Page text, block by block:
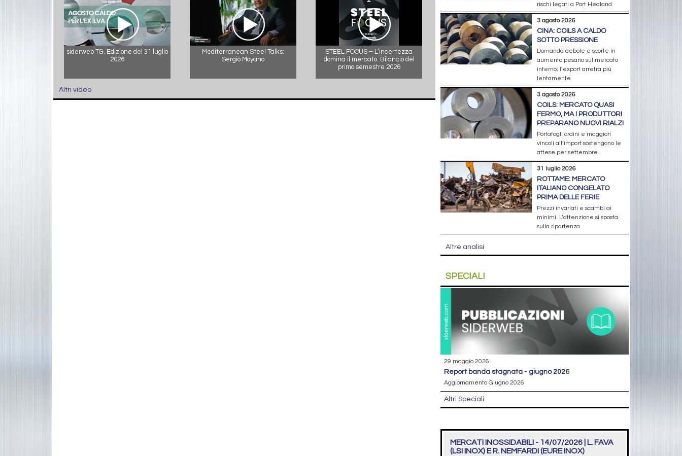
siderweb TG. Edizione del 31 luglio
2026
Mediterranean Steel Talks:
Sergio Moyano
STEEL FOCUS – L’incertezza
domina il mercato. Bilancio del
primo semestre 2026
Altri video
rischi legati a Port Hedland
3 agosto 2026
CINA: COILS A CALDO
SOTTO PRESSIONE
Domanda debole e scorte in
aumento pesano sul mercato
interno; l’export arretra più
lentamente
3 agosto 2026
COILS: MERCATO QUASI
FERMO, MA I PRODUTTORI
PREPARANO NUOVI RIALZI
Portafogli ordini e maggiori
vincoli all’import sostengono le
attese per settembre
31 luglio 2026
ROTTAME: MERCATO
ITALIANO CONGELATO
PRIMA DELLE FERIE
Prezzi invariati e scambi ai
minimi. L’attenzione si sposta
sulla ripartenza
Altre analisi
SPECIALI
29 maggio 2026
report banda stagnata - giugno 2026
Aggiornamento Giugno 2026
Altri Speciali
MERCATI INOSSIDABILI - 14/07/2026 | L. FAVA
(LSI INOX) E R. NEMFARDI (EURE INOX)